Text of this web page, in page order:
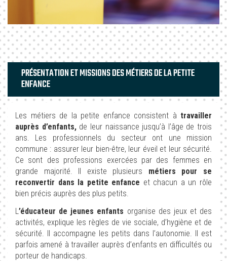
PRÉSENTATION ET MISSIONS DES MÉTIERS DE LA PETITE
ENFANCE
Les métiers de la petite enfance consistent à travailler
auprès d’enfants,de leur naissance jusqu’à l’âge de trois
ans. Les professionnels du secteur ont une mission
commune : assurer leur bien-être, leur éveil et leur sécurité.
Ce sont des professions exercées par des femmes en
grande majorité. Il existe plusieurs métiers pour se
reconvertir dans la petite enfance et chacun a un rôle
bien précis auprès des plus petits.
L’éducateur de jeunes enfants organise des jeux et des
activités, explique les règles de vie sociale, d’hygiène et de
sécurité. Il accompagne les petits dans l’autonomie. Il est
parfois amené à travailler auprès d’enfants en difficultés ou
porteur de handicaps.